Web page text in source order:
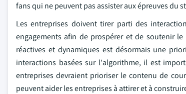
fans qui ne peuvent pas assister aux épreuves du
Les entreprises doivent tirer parti des
engagements afin de prospérer et de soutenir
réactives et dynamiques est désormais une
interactions basées sur l'algorithme, il est
entreprises devraient prioriser le contenu de
peuvent aider les entreprises à attirer et à